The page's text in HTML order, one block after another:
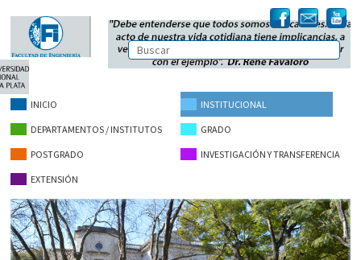
INICIO INSTITUCIONAL
DEPARTAMENTOS / INSTITUTOS GRADO
POSTGRADO INVESTIGACIÓN Y TRANSFERENCIA
EXTENSIÓN